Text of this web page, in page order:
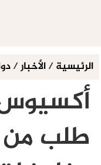
الرئيسية/الأخبار/
طلب من